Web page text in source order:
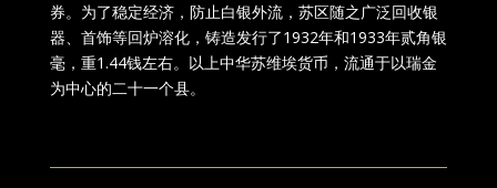
券。为了稳定经济，防止白银外流，苏区随之广泛回收银
器、首饰等回炉溶化，铸造发行了1932年和1933年贰角银
毫，重1.44钱左右。以上中华苏维埃货币，流通于以瑞金
为中心的二十一个县。